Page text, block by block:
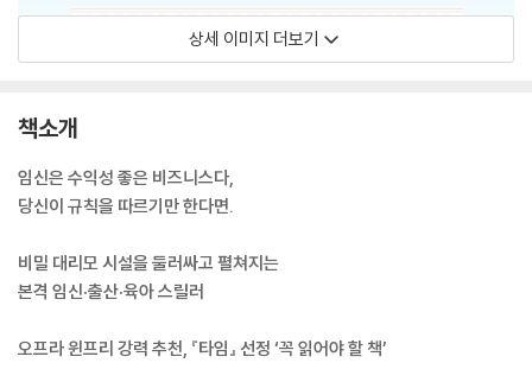
상세 이미지 더보기
책소개
임신은 수익성 좋은 비즈니스다,
당신이 규칙을 따르기만 한다면.
비밀 대리모 시설을 둘러싸고 펼쳐지는
본격 임신·출산·육아 스릴러
오프라 윈프리 강력 추천, 『타임』 선정 ‘꼭 읽어야 할 책’